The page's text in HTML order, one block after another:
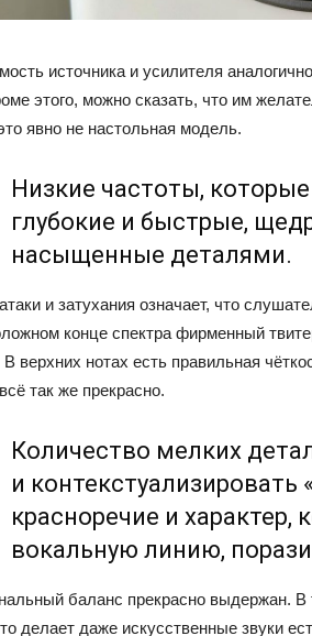
источника и усилителя
этого, можно сказать, что им
явно не настольная модель.
Низкие частоты,
глубокие и быстрые,
насыщенные деталями.
и затухания означает, что
конце спектра фирменный
В верхних нотах есть правильная
так же прекрасно.
Количество мелких
и
красноречие и
вокальную линию,
баланс прекрасно выдержан. В
делает даже искусственные звуки